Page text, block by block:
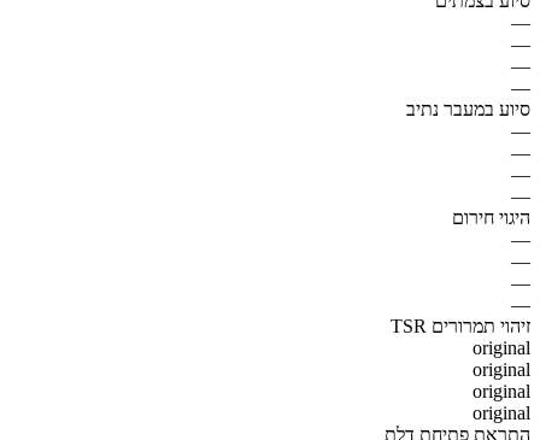
—
—
—
—
סיוע במעבר נתיב
—
—
—
—
היגוי חירום
—
—
—
—
זיהוי תמרורים TSR
original
original
original
original
התראת פתיחת דלת